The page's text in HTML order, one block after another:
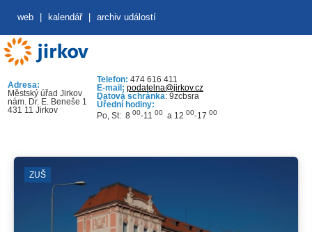
web kalendář archiv událostí
Adresa:
Městský úřad Jirkov
nám. Dr. E. Beneše 1
431 11 Jirkov
Telefon: 474 616 411
E-mail: podatelna@jirkov.cz
Datová schránka: 9zcbsra
Úřední hodiny:
Po, St: 8 00-11 00 a 12 00-17 00